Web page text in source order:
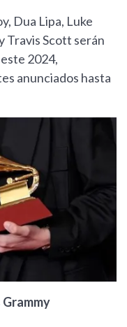
Dua Lipa, Luke
Travis Scott serán
2024,
anunciados hasta